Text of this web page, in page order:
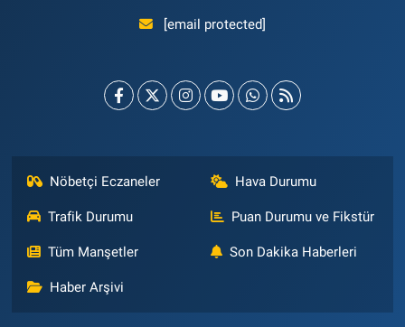
[email protected]
Nöbetçi Eczaneler Hava Durumu
Trafik Durumu Puan Durumu ve Fikstür
Tüm Manşetler Son Dakika Haberleri
Haber Arşivi